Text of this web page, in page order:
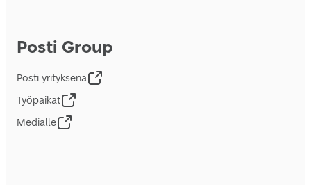
Posti Group
Posti yrityksenä
Työpaikat
Medialle